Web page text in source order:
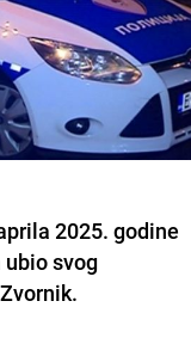
2025. godine
svog